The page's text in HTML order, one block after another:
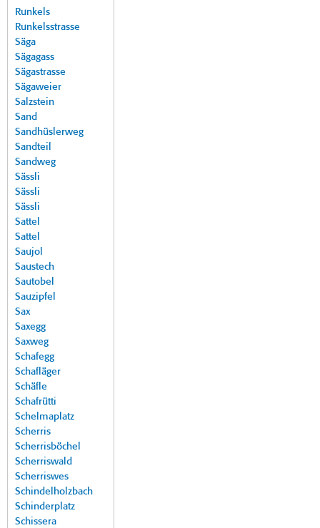
Runkels
Runkelsstrasse
Säga
Sägagass
Sägastrasse
Sägaweier
Salzstein
Sand
Sandhüslerweg
Sandteil
Sandweg
Sässli
Sässli
Sässli
Sattel
Sattel
Saujol
Saustech
Sautobel
Sauzipfel
Sax
Saxegg
Saxweg
Schafegg
Schafläger
Schäfle
Schafrütti
Schelmaplatz
Scherris
Scherrisböchel
Scherriswald
Scherriswes
Schindelholzbach
Schinderplatz
Schissera